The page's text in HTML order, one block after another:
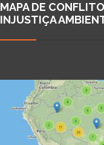
MAPA DE
INJUSTIÇA